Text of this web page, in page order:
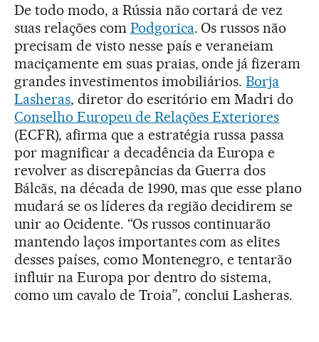
De todo modo, a Rússia não cortará de vez
suas relações com Podgorica. Os russos não
precisam de visto nesse país e veraneiam
maciçamente em suas praias, onde já fizeram
grandes investimentos imobiliários.Borja
Lasheras, diretor do escritório em Madri do
Conselho Europeu de Relações Exteriores
(ECFR), afirma que a estratégia russa passa
por magnificar a decadência da Europa e
revolver as discrepâncias da Guerra dos
Bálcãs, na década de 1990, mas que esse plano
mudará se os líderes da região decidirem se
unir ao Ocidente. “Os russos continuarão
mantendo laços importantes com as elites
desses países, como Montenegro, e tentarão
influir na Europa por dentro do sistema,
como um cavalo de Troia”, conclui Lasheras.